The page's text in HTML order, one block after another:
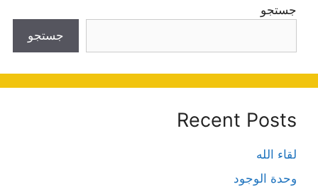
جستجو
جستجو
Recent Posts
لقاء الله
وحدة الوجود